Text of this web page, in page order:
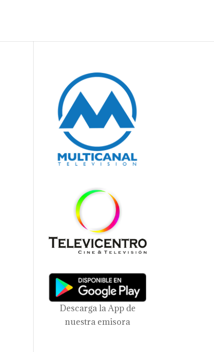
Descarga la App de
nuestra emisora